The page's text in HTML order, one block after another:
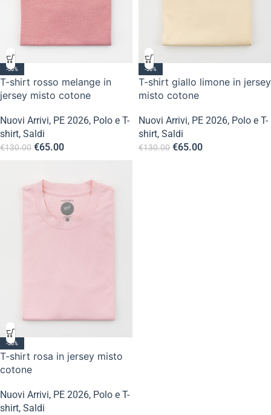
-50%
T-shirt rosso melange in
jersey misto cotone
Nuovi Arrivi, PE 2026, Polo e T-
shirt, Saldi
€130.00 €65.00
-50%
T-shirt giallo limone in jersey
misto cotone
Nuovi Arrivi, PE 2026, Polo e T-
shirt, Saldi
€130.00 €65.00
-50%
T-shirt rosa in jersey misto
cotone
Nuovi Arrivi, PE 2026, Polo e T-
shirt, Saldi